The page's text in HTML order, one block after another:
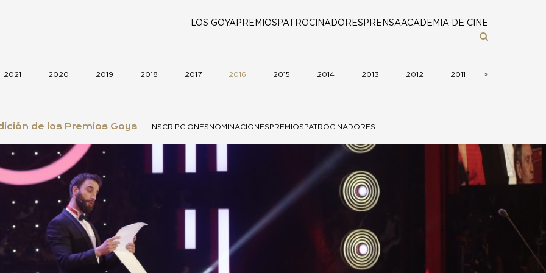
LOS GOYA PREMIOS PATROCINADORES PRENSAACADEMIA DE CINE
2021 2020 2019 2018 2017 2016 2015 2014 2013 2012 2011 >
>
de los Premios Goya INSCRIPCIONESNOMINACIONESPREMIOSPATROCINADORES